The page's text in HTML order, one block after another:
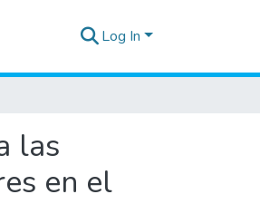
Log In
las
en el